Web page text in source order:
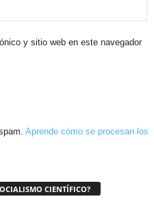
y sitio web en este navegador
Aprende cómo se procesan los
CIENTÍFICO?